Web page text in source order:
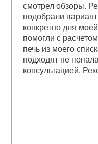
смотрел обзоры.
подобрали
конкретно для
помогли с
печь из моего
подходят не
консультацией.